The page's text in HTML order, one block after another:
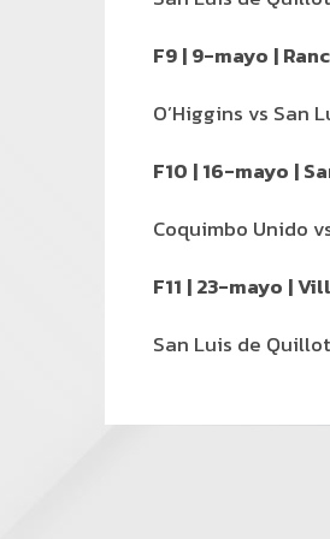
F9 | 9-mayo |
O’Higgins vs San
F10 | 16-mayo |
Coquimbo Unido
F11 | 23-mayo |
San Luis de